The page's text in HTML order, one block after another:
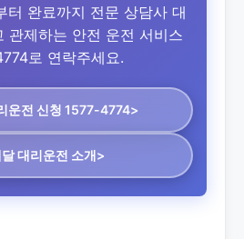
터 완료까지 전문 상담사 대
관제하는 안전 운전 서비스
로 연락주세요.
운전 신청 1577-4774>
대리운전 소개>